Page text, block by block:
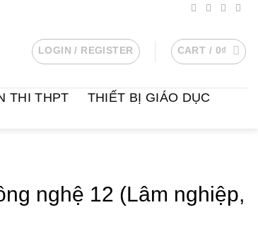
LOGIN / REGISTER CART / 0₫
THI THPT
THIẾT BỊ GIÁO DỤC
nghệ 12 (Lâm nghiệp,